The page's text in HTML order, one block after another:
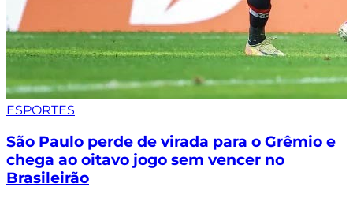
ESPORTES
São Paulo perde de virada para o Grêmio e
chega ao oitavo jogo sem vencer no
Brasileirão